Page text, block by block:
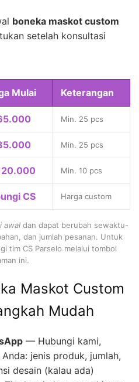
boneka maskot custom
setelah konsultasi
Mulai Keterangan
Min. 25 pcs
Min. 25 pcs
Min. 10 pcs
CS Harga custom
awal dan dapat berubah sewaktu-
dan jumlah pesanan. Untuk
tim CS Parselo melalui tombol
ini.
Maskot Custom
Mudah
— Hubungi kami,
jenis produk, jumlah,
desain (kalau ada)